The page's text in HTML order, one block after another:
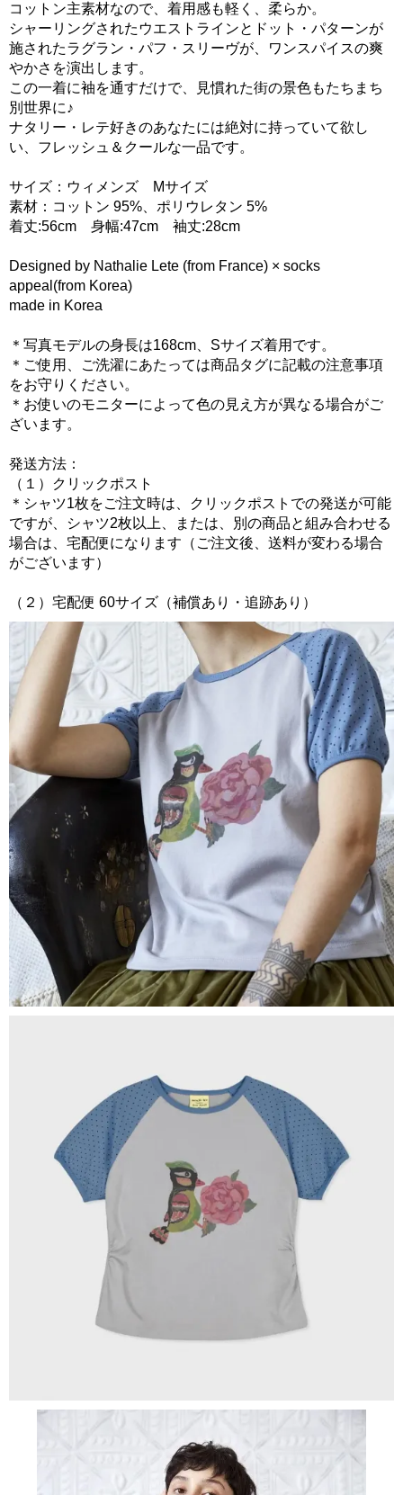
コットン主素材なので、着用感も軽く、柔らか。
シャーリングされたウエストラインとドット・パターンが
施されたラグラン・パフ・スリーヴが、ワンスパイスの爽
やかさを演出します。
この一着に袖を通すだけで、見慣れた街の景色もたちまち
別世界に♪
ナタリー・レテ好きのあなたには絶対に持っていて欲し
い、フレッシュ＆クールな一品です。
サイズ：ウィメンズ Mサイズ
素材：コットン 95%、ポリウレタン 5%
着丈:56cm 身幅:47cm 袖丈:28cm
Designed by Nathalie Lete (from France) × socks
appeal(from Korea)
made in Korea
＊写真モデルの身長は168cm、Sサイズ着用です。
＊ご使用、ご洗濯にあたっては商品タグに記載の注意事項
をお守りください。
＊お使いのモニターによって色の見え方が異なる場合がご
ざいます。
発送方法：
（１）クリックポスト
＊シャツ1枚をご注文時は、クリックポストでの発送が可能
ですが、シャツ2枚以上、または、別の商品と組み合わせる
場合は、宅配便になります（ご注文後、送料が変わる場合
がございます）
（２）宅配便 60サイズ（補償あり・追跡あり）